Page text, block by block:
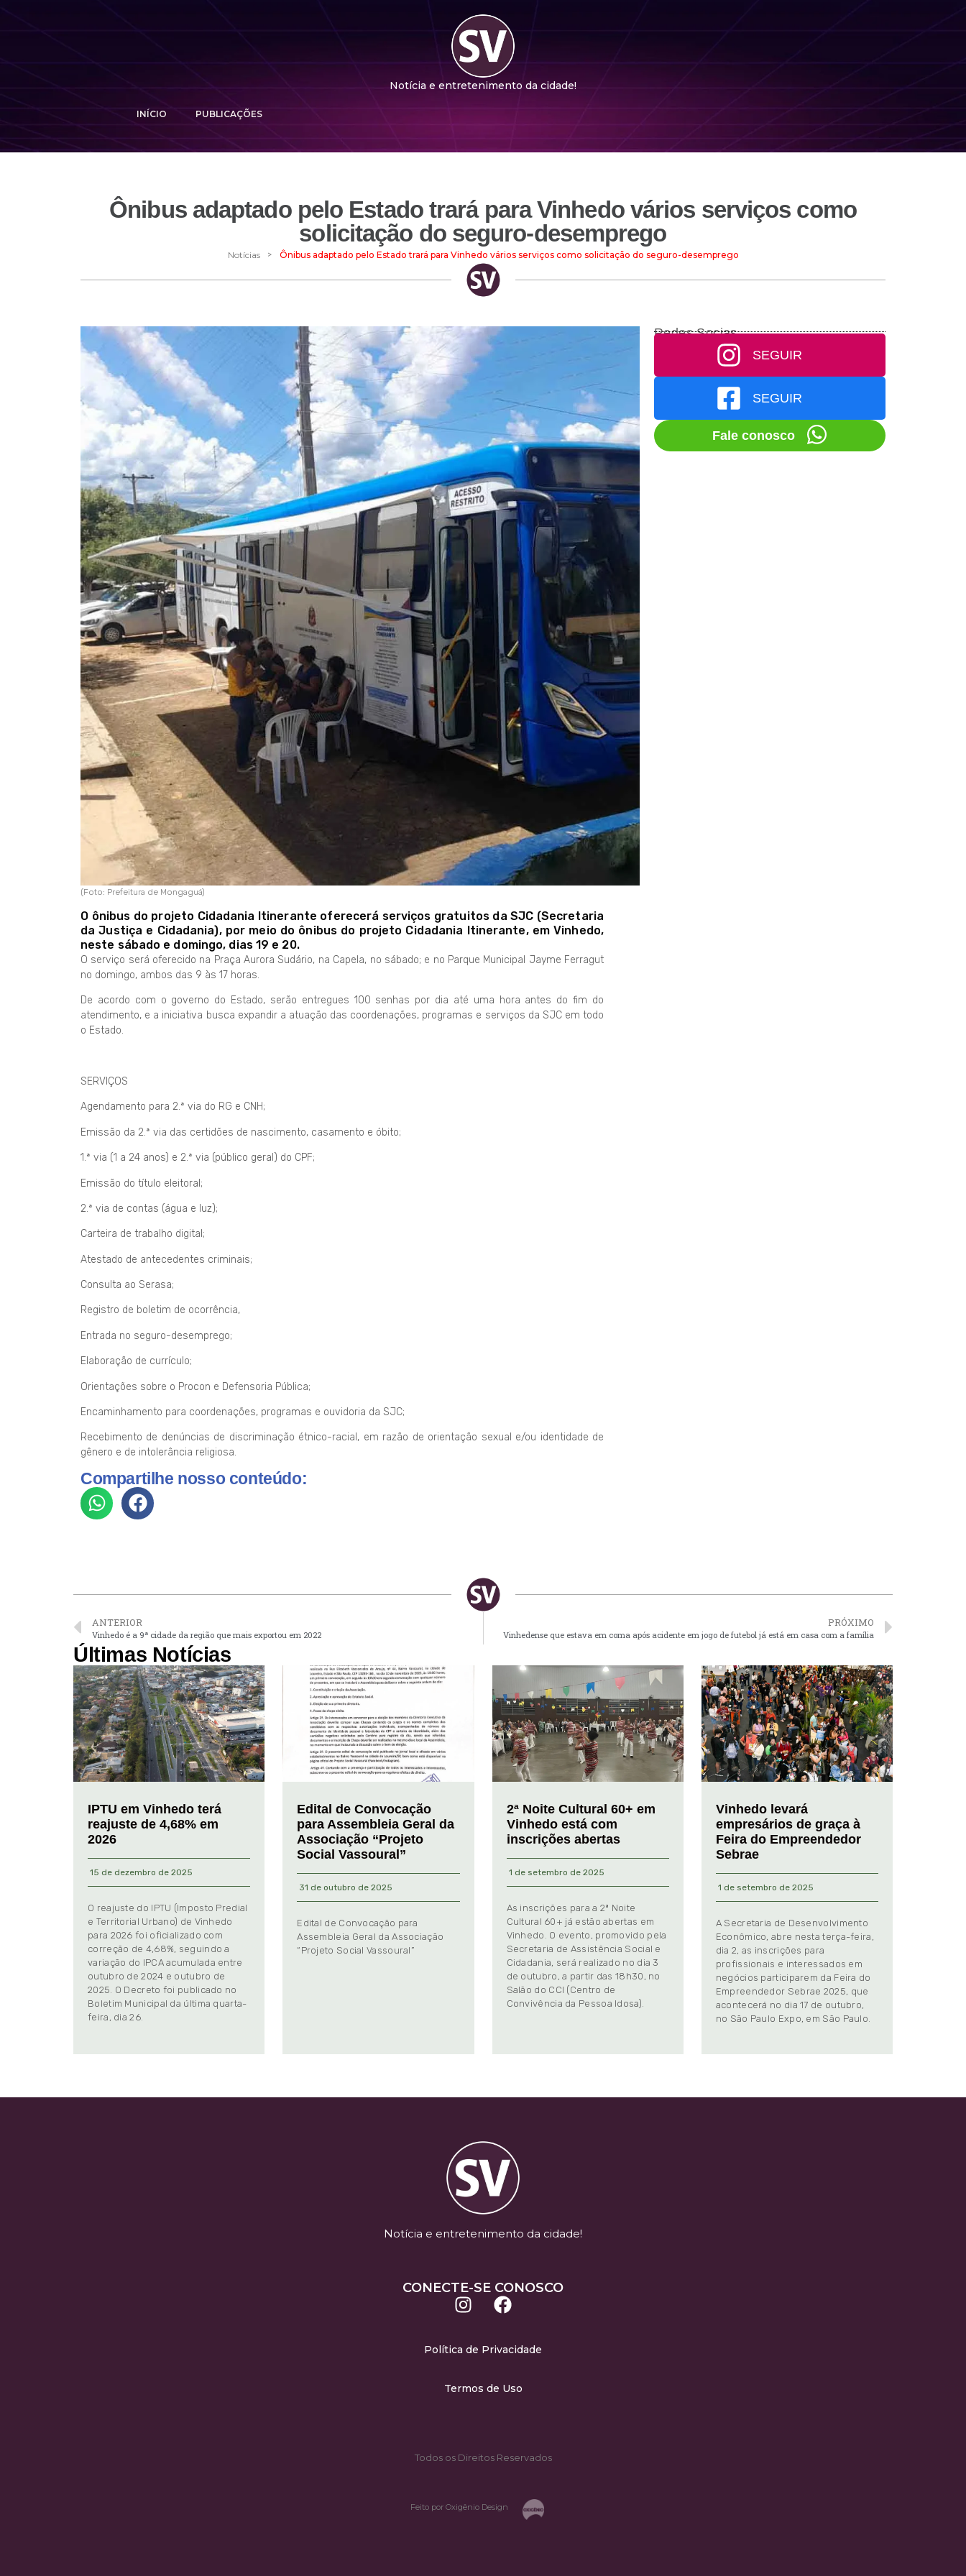
Notícia e entretenimento da cidade!
INÍCIO PUBLICAÇÕES
Ônibus adaptado pelo Estado trará para Vinhedo vários serviços como
solicitação do seguro-desemprego
Notícias > Ônibus adaptado pelo Estado trará para Vinhedo vários serviços como solicitação do seguro-desemprego
(Foto: Prefeitura de Mongaguá)
O ônibus do projeto Cidadania Itinerante oferecerá serviços gratuitos da SJC (Secretaria
da Justiça e Cidadania), por meio do ônibus do projeto Cidadania Itinerante, em Vinhedo,
neste sábado e domingo, dias 19 e 20.
O serviço será oferecido na Praça Aurora Sudário, na Capela, no sábado; e no Parque Municipal Jayme Ferragut
no domingo, ambos das 9 às 17 horas.
De acordo com o governo do Estado, serão entregues 100 senhas por dia até uma hora antes do fim do
atendimento, e a iniciativa busca expandir a atuação das coordenações, programas e serviços da SJC em todo
o Estado.
SERVIÇOS
Agendamento para 2.ª via do RG e CNH;
Emissão da 2.ª via das certidões de nascimento, casamento e óbito;
1.ª via (1 a 24 anos) e 2.ª via (público geral) do CPF;
Emissão do título eleitoral;
2.ª via de contas (água e luz);
Carteira de trabalho digital;
Atestado de antecedentes criminais;
Consulta ao Serasa;
Registro de boletim de ocorrência,
Entrada no seguro-desemprego;
Elaboração de currículo;
Orientações sobre o Procon e Defensoria Pública;
Encaminhamento para coordenações, programas e ouvidoria da SJC;
Recebimento de denúncias de discriminação étnico-racial, em razão de orientação sexual e/ou identidade de
gênero e de intolerância religiosa.
Compartilhe nosso conteúdo:
Redes Socias
SEGUIR
SEGUIR
Fale conosco
ANTERIOR
Vinhedo é a 9ª cidade da região que mais exportou em 2022
PRÓXIMO
Vinhedense que estava em coma após acidente em jogo de futebol já está em casa com a família
Últimas Notícias
IPTU em Vinhedo terá
reajuste de 4,68% em
2026
15 de dezembro de 2025
O reajuste do IPTU (Imposto Predial
e Territorial Urbano) de Vinhedo
para 2026 foi oficializado com
correção de 4,68%, seguindo a
variação do IPCA acumulada entre
outubro de 2024 e outubro de
2025. O Decreto foi publicado no
Boletim Municipal da última quarta-
feira, dia 26.
Edital de Convocação
para Assembleia Geral da
Associação “Projeto
Social Vassoural”
31 de outubro de 2025
Edital de Convocação para
Assembleia Geral da Associação
“Projeto Social Vassoural”
2ª Noite Cultural 60+ em
Vinhedo está com
inscrições abertas
1 de setembro de 2025
As inscrições para a 2ª Noite
Cultural 60+ já estão abertas em
Vinhedo. O evento, promovido pela
Secretaria de Assistência Social e
Cidadania, será realizado no dia 3
de outubro, a partir das 18h30, no
Salão do CCI (Centro de
Convivência da Pessoa Idosa).
Vinhedo levará
empresários de graça à
Feira do Empreendedor
Sebrae
1 de setembro de 2025
A Secretaria de Desenvolvimento
Econômico, abre nesta terça-feira,
dia 2, as inscrições para
profissionais e interessados em
negócios participarem da Feira do
Empreendedor Sebrae 2025, que
acontecerá no dia 17 de outubro,
no São Paulo Expo, em São Paulo.
Notícia e entretenimento da cidade!
CONECTE-SE CONOSCO
Política de Privacidade
Termos de Uso
Todos os Direitos Reservados
Feito por Oxigênio Design